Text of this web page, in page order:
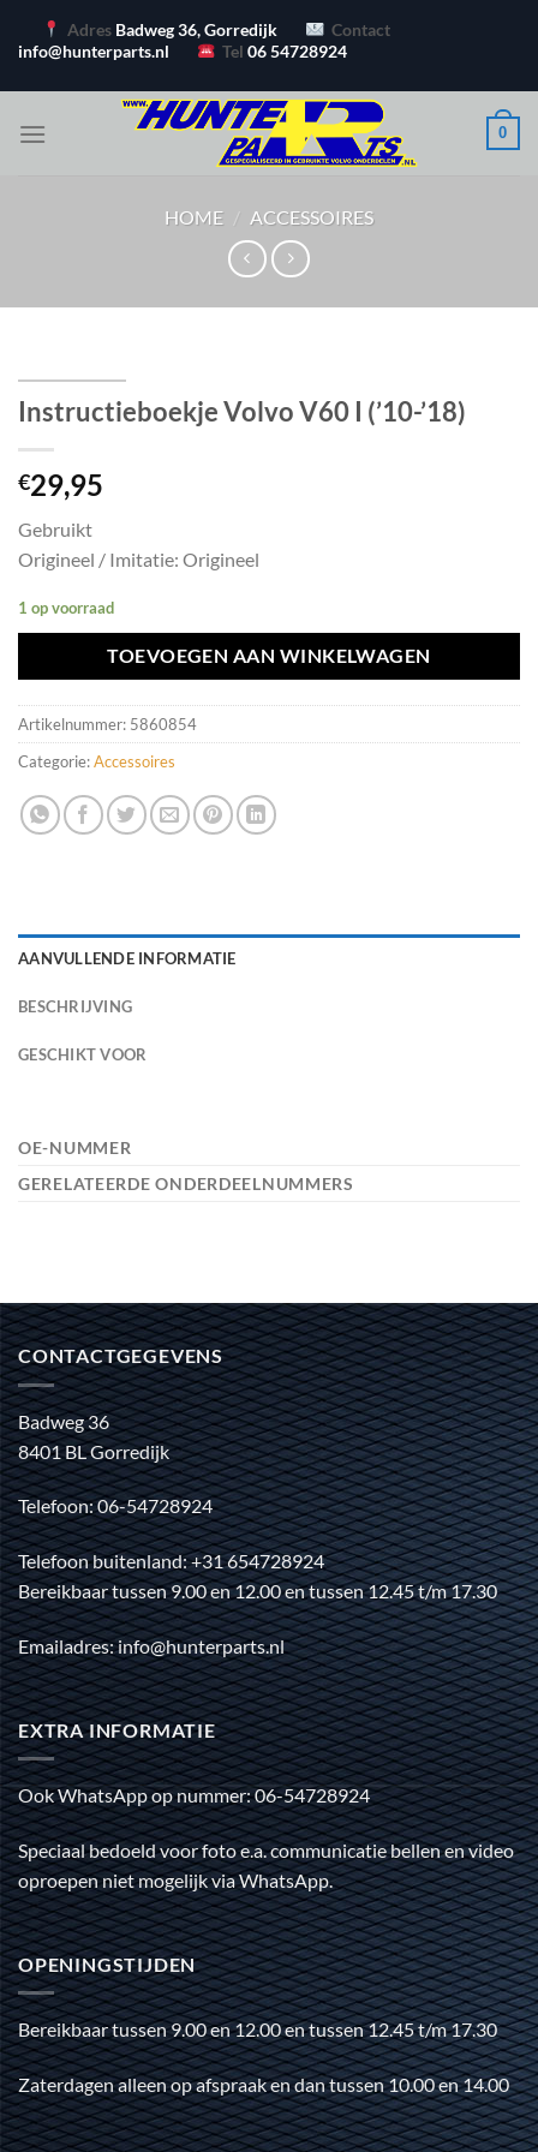
naar
Adres Badweg 36, Gorredijk
Contact
info@hunterparts.nl
Tel06 54728924
0
HOME / ACCESSOIRES
Instructieboekje Volvo V60 I (’10-’18)
€29,95
Gebruikt
Origineel / Imitatie: Origineel
1 op voorraad
TOEVOEGEN AAN WINKELWAGEN
Artikelnummer: 5860854
Categorie:Accessoires
AANVULLENDE INFORMATIE
BESCHRIJVING
GESCHIKT VOOR
OE-NUMMER
GERELATEERDE ONDERDEELNUMMERS
CONTACTGEGEVENS
Badweg 36
8401 BL Gorredijk
Telefoon: 06-54728924
Telefoon buitenland: +31 654728924
Bereikbaar tussen 9.00 en 12.00 en tussen 12.45 t/m 17.30
Emailadres: info@hunterparts.nl
EXTRA INFORMATIE
Ook WhatsApp op nummer: 06-54728924
Speciaal bedoeld voor foto e.a. communicatie bellen en video
oproepen niet mogelijk via WhatsApp.
OPENINGSTIJDEN
Bereikbaar tussen 9.00 en 12.00 en tussen 12.45 t/m 17.30
Zaterdagen alleen op afspraak en dan tussen 10.00 en 14.00